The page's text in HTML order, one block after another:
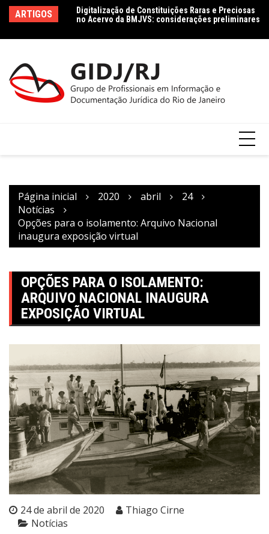
paraARTIGOS
no Acervo da BMJVS: considerações preliminares
Dados jurídicos na perspectiva da Ciência da
Informação: conceito e tipologia com vistas à
Página inicial 2020 abril
24
Notícias
Opções para o isolamento: Arquivo Nacional
inaugura exposição virtual
OPÇÕES PARA O ISOLAMENTO:
ARQUIVO NACIONAL INAUGURA
EXPOSIÇÃO VIRTUAL
24 de abril de 2020
Thiago Cirne
Notícias